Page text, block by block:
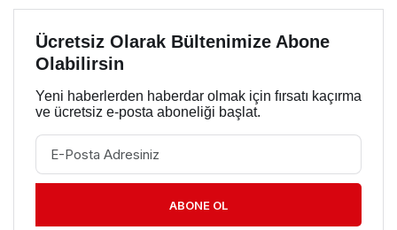
Ücretsiz Olarak Bültenimize Abone
Olabilirsin
Yeni haberlerden haberdar olmak için fırsatı kaçırma
ve ücretsiz e-posta aboneliği başlat.
ABONE OL